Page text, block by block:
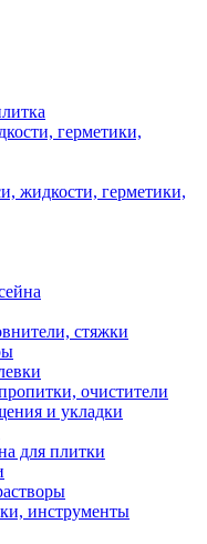
герметики,
жидкости, герметики,
стяжки
очистители
и укладки
для плитки
инструменты